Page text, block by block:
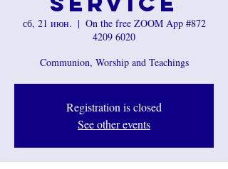
сб, 21 июн.
  |
On the free ZOOM App #872
4209 6020
Communion, Worship and Teachings
Registration is closed
See other events